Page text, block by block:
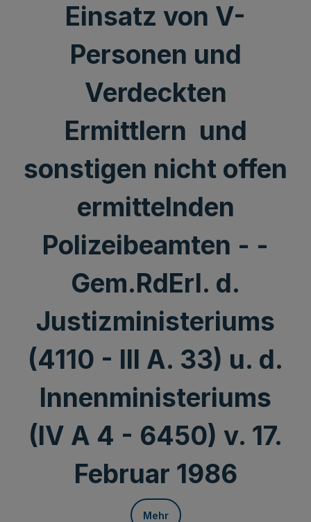
Einsatz von V-
Personen und
Verdeckten
Ermittlern und
sonstigen nicht offen
ermittelnden
Polizeibeamten - -
Gem.RdErl. d.
Justizministeriums
(4110 - III A. 33) u. d.
Innenministeriums
(IV A 4 - 6450) v. 17.
Februar 1986
Mehr